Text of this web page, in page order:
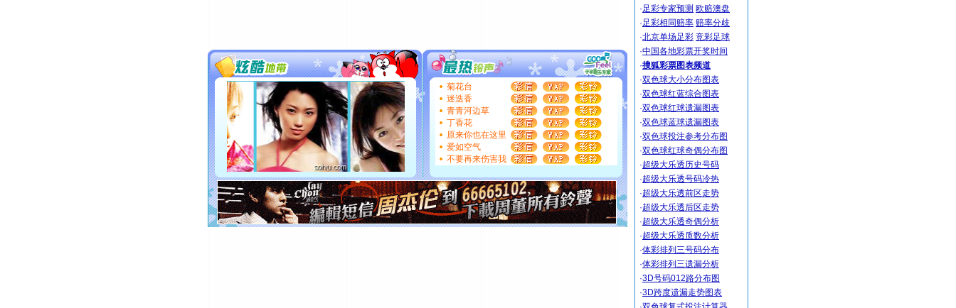
送你一棵薰衣草，愿你新年快乐！
[圣诞节]圣诞节到了，想想没什么送给你的，又不打算给
你太多，只有给你五千万：千万快乐！千万要健康！千万
要平安！千万要知足！千万不要忘记我！
[圣诞节]不只这样的日子才会想起你,而是这样的日子才
能正大光明地骚扰你,告诉你,圣诞要快乐!新年要快乐!天天
都要快乐噢!
[圣诞节]奉上一颗祝福的心,在这个特别的日子里,愿幸福,
如意,快乐,鲜花,一切美好的祝愿与你同在.圣诞快乐!
[元旦]看到你我会触电；看不到你我要充电；没有你我会
断电。爱你是我职业，想你是我事业，抱你是我特长，吻
你是我专业！水晶之恋祝你新年快乐
[元旦]如果上天让我许三个愿望，一是今生今世和你在一
菊花台
迷迭香
青青河边草
丁香花
原来你也在这里
爱如空气
不要再来伤害我
·足彩专家预测 欧赔澳盘
·足彩相同赔率 赔率分歧
·北京单场足彩 竞彩足球
·中国各地彩票开奖时间
·搜狐彩票图表频道
·双色球大小分布图表
·双色球红蓝综合图表
·双色球红球遗漏图表
·双色球蓝球遗漏图表
·双色球投注参考分布图
·双色球红球奇偶分布图
·超级大乐透历史号码
·超级大乐透号码冷热
·超级大乐透前区走势
·超级大乐透后区走势
·超级大乐透奇偶分析
·超级大乐透质数分析
·体彩排列三号码分布
·体彩排列三遗漏分析
·3D号码012路分布图
·3D跨度遗漏走势图表